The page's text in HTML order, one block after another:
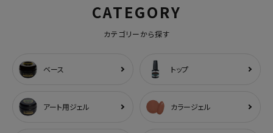
CATEGORY
カテゴリーから探す
ベース トップ
アート用ジェル カラージェル